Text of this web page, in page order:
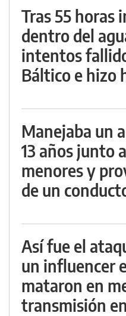
Tras 55 horas
dentro del
intentos
Báltico e hizo
Manejaba un
13 años junto
menores y
de un
Así fue el
un influencer
mataron en
transmisión